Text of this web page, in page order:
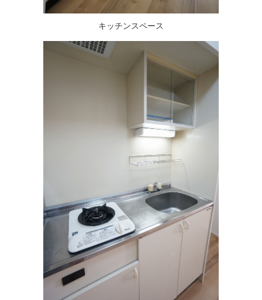
キッチンスペース